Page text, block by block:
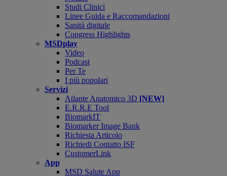
Studi Clinici
Linee Guida e Raccomandazioni
Sanità digitale
Congress Highlights
MSDplay
Video
Podcast
Per Te
I più popolari
Servizi
Atlante Anatomico 3D [NEW]
E.R.R.E Tool
BiomarkIT
Biomarker Image Bank
Richiesta Articolo
Richiedi Contatto ISF
CustomerLink
App
MSD Salute App